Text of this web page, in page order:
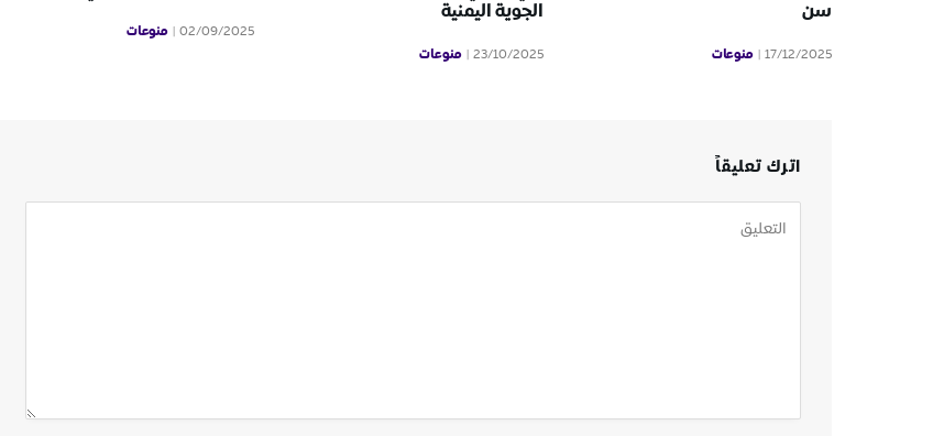
سن
17/12/2025 منوعات
الجوية اليمنية
23/10/2025 منوعات
02/09/2025 منوعات
اترك تعليقاً